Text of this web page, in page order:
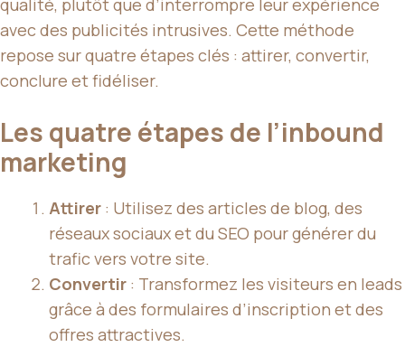
qualité, plutôt que d’interrompre leur expérience
avec des publicités intrusives. Cette méthode
repose sur quatre étapes clés : attirer, convertir,
conclure et fidéliser.
Les quatre étapes de l’inbound
marketing
Attirer : Utilisez des articles de blog, des
réseaux sociaux et du SEO pour générer du
trafic vers votre site.
Convertir : Transformez les visiteurs en leads
grâce à des formulaires d’inscription et des
offres attractives.